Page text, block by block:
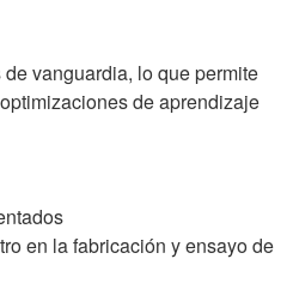
vanguardia, lo que permite
de aprendizaje
en la fabricación y ensayo de